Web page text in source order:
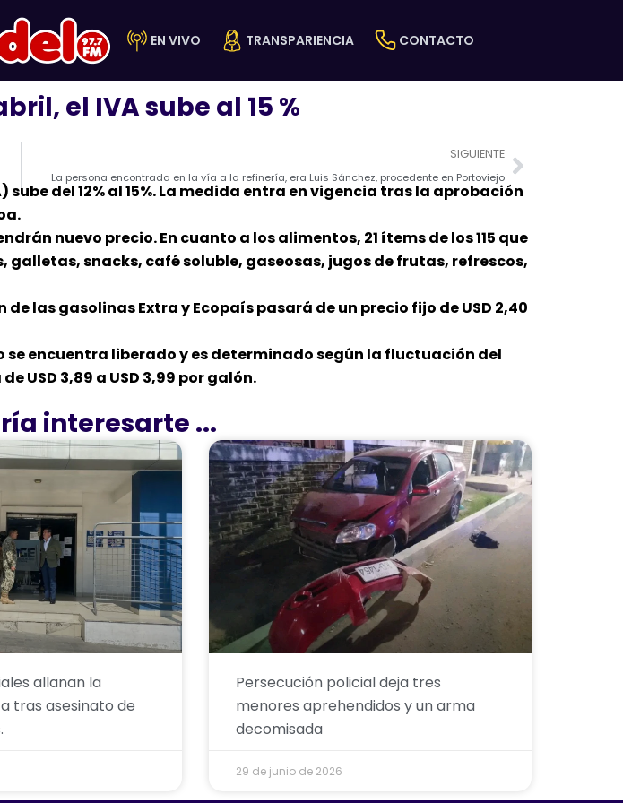
EN VIVO TRANSPARIENCIA CONTACTO
el IVA sube al 15 %
SIGUIENTE
La persona encontrada en la vía a la refinería, era Luis Sánchez, procedente en Portoviejo
Next
del 12% al 15%. La medida entra en vigencia tras la aprobación
nuevo precio. En cuanto a los alimentos, 21 ítems de los 115 que
galletas, snacks, café soluble, gaseosas, jugos de frutas, refrescos,
las gasolinas Extra y Ecopaís pasará de un precio fijo de USD 2,40
se encuentra liberado y es determinado según la fluctuación del
USD 3,89 a USD 3,99 por galón.
interesarte ...
allanan la
tras asesinato de
Persecución policial deja tres
menores aprehendidos y un arma
decomisada
29 de junio de 2026